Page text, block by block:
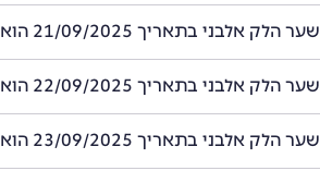
שער הלק אלבני בתאריך 21/09/2025 הוא 0.0404
שער הלק אלבני בתאריך 22/09/2025 הוא 0.0404
שער הלק אלבני בתאריך 23/09/2025 הוא 0.0407